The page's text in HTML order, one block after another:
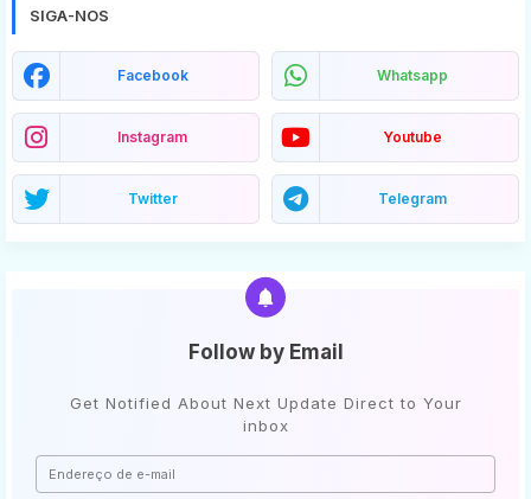
SIGA-NOS
Facebook Whatsapp
Instagram Youtube
Twitter Telegram
Follow by Email
Get Notified About Next Update Direct to Your
inbox